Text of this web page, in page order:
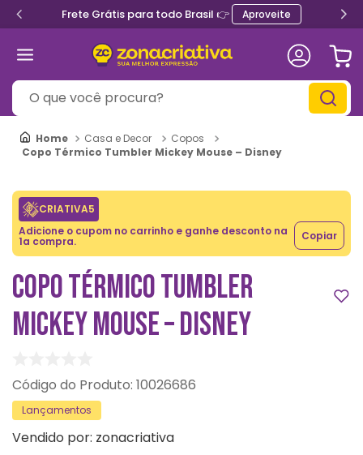
Frete Grátis para todo Brasil 👉 Aproveite
O que você procura?
Casa e Decor
Copos
Copo Térmico Tumbler Mickey Mouse – Disney
CRIATIVA5
Adicione o cupom no carrinho e ganhe desconto na
1a compra. Copiar
COPO TÉRMICO TUMBLER
MICKEY MOUSE – DISNEY
: 10026686
Lançamentos
Vendido por: zonacriativa